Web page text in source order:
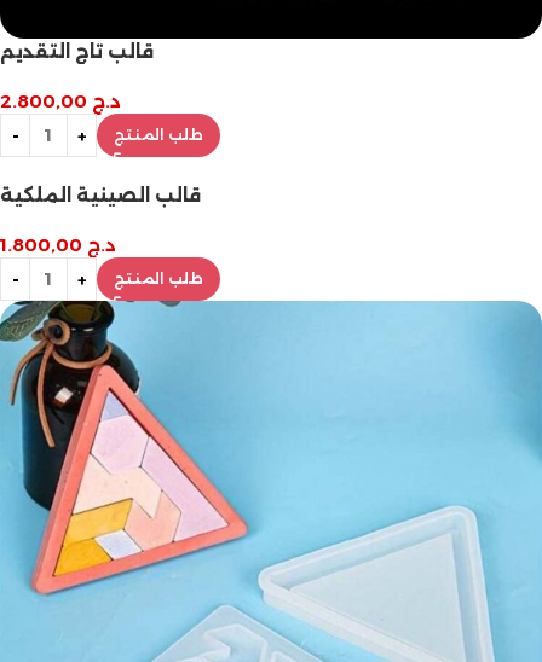
قالب تاج التقديم
د.ج
طلب المنتج
قالب الصينية الملكية
د.ج
طلب المنتج